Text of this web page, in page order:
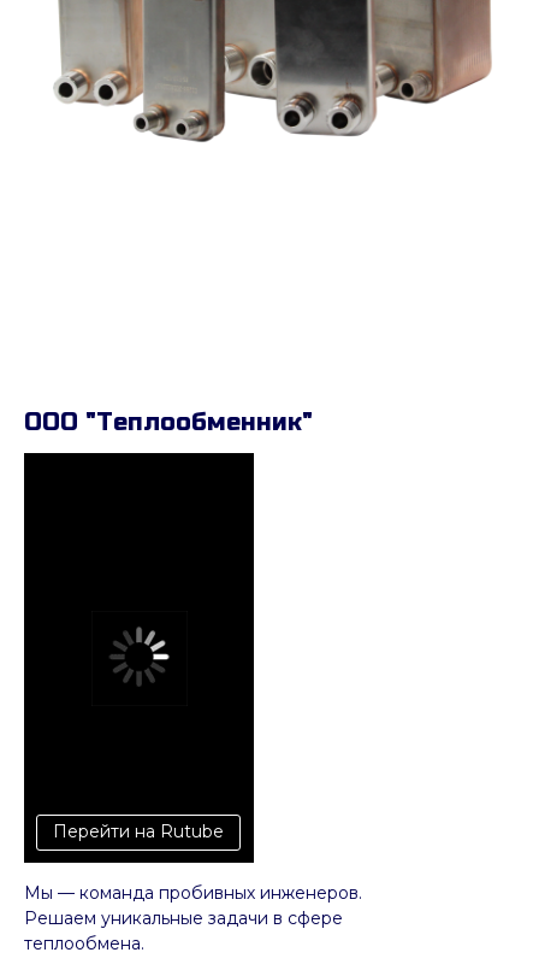
ООО "Теплообменник"
Мы — команда пробивных инженеров.
Решаем уникальные задачи в сфере
теплообмена.
Перейти на Rutube